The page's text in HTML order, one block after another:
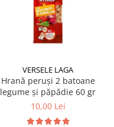
VERSELE LAGA
Hrană peruși 2 batoane
legume și păpădie 60 gr
10,00 Lei